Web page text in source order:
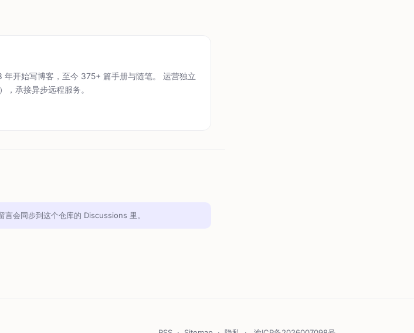
开始写博客，至今 375+ 篇手册与随笔。 运营独立
，承接异步远程服务。
会同步到这个仓库的 Discussions 里。